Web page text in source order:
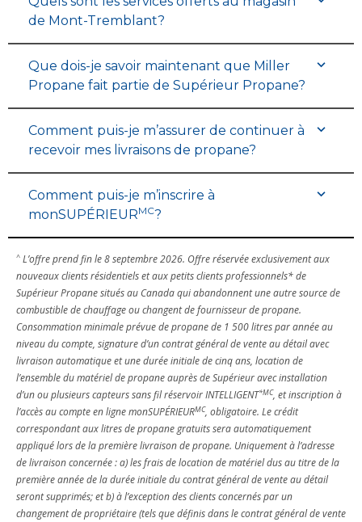
de Mont-Tremblant?
Que dois-je savoir maintenant que Miller
Propane fait partie de Supérieur Propane?
Comment puis-je m’assurer de continuer à
recevoir mes livraisons de propane?
Comment puis-je m’inscrire à
monSUPÉRIEURMC?
^ L’offre prend fin le 8 septembre 2026. Offre réservée exclusivement aux
nouveaux clients résidentiels et aux petits clients professionnels* de
Supérieur Propane situés au Canada qui abandonnent une autre source de
combustible de chauffage ou changent de fournisseur de propane.
Consommation minimale prévue de propane de 1 500 litres par année au
niveau du compte, signature d’un contrat général de vente au détail avec
livraison automatique et une durée initiale de cinq ans, location de
l’ensemble du matériel de propane auprès de Supérieur avec installation
d’un ou plusieurs capteurs sans fil réservoir INTELLIGENT*MC, et inscription à
l’accès au compte en ligne monSUPÉRIEURMC, obligatoire. Le crédit
correspondant aux litres de propane gratuits sera automatiquement
appliqué lors de la première livraison de propane. Uniquement à l’adresse
de livraison concernée : a) les frais de location de matériel dus au titre de la
première année de la durée initiale du contrat général de vente au détail
seront supprimés; et b) à l’exception des clients concernés par un
changement de propriétaire (tels que définis dans le contrat général de vente